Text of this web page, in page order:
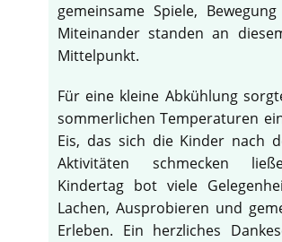
gemeinsame Spiele,
Miteinander standen an
Mittelpunkt.
Für eine kleine Abkühlung
sommerlichen Temperaturen
Eis, das sich die Kinder nach
Aktivitäten schmecken
Kindertag bot viele
Lachen, Ausprobieren und
Erleben. Ein herzliches